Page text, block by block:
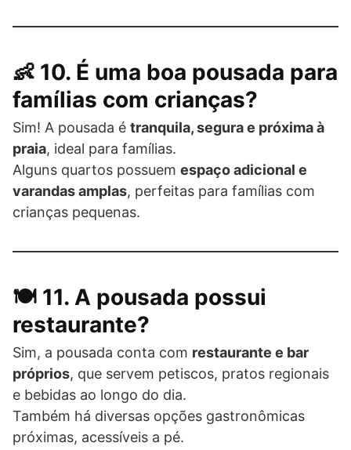
👶 10. É uma boa pousada para
famílias com crianças?
Sim! A pousada é tranquila, segura e próxima à
praia, ideal para famílias.
Alguns quartos possuem espaço adicional e
varandas amplas, perfeitas para famílias com
crianças pequenas.
🍽️ 11. A pousada possui
restaurante?
Sim, a pousada conta com restaurante e bar
próprios, que servem petiscos, pratos regionais
e bebidas ao longo do dia.
Também há diversas opções gastronômicas
próximas, acessíveis a pé.